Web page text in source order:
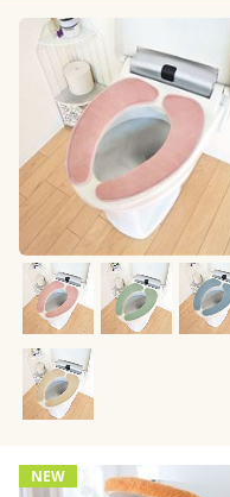
大きいサイズ メンズ
大きいサイズ 事務・制服
カタログ・チラシから
デジタルカタログ
カタログ無料プレゼン
会員メニュー
マイページ
閲覧履歴
価格
NEW